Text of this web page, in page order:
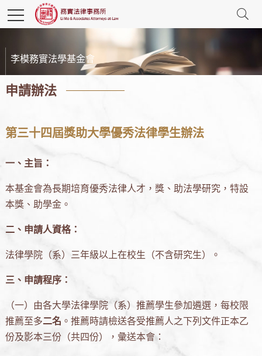
李模務實法學基金會
申請辦法
第三十四屆獎助大學優秀法律學生辦法
一、主旨：
本基金會為長期培育優秀法律人才，獎、助法學研究，特設
本獎、助學金。
二、申請人資格：
法律學院（系）三年級以上在校生（不含研究生）。
三、申請程序：
（一）由各大學法律學院（系）推薦學生參加遴選，每校限
推薦至多二名 。推薦時請檢送各受推薦人之下列文件正本乙
份及影本三份（共四份），彙送本會：